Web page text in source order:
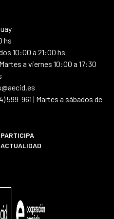
hs
10:00 a 21:00 hs
a viernes 10:00 a 17:30
599-961 | Martes a sábados de
PARTICIPA
ACTUALIDAD